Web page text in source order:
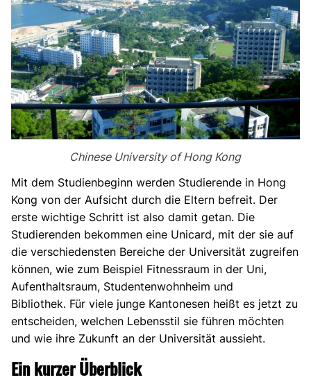
Chinese University of Hong Kong
Mit dem Studienbeginn werden Studierende in Hong
Kong von der Aufsicht durch die Eltern befreit. Der
erste wichtige Schritt ist also damit getan. Die
Studierenden bekommen eine Unicard, mit der sie auf
die verschiedensten Bereiche der Universität zugreifen
können, wie zum Beispiel Fitnessraum in der Uni,
Aufenthaltsraum, Studentenwohnheim und
Bibliothek. Für viele junge Kantonesen heißt es jetzt zu
entscheiden, welchen Lebensstil sie führen möchten
und wie ihre Zukunft an der Universität aussieht.
Ein kurzer Überblick